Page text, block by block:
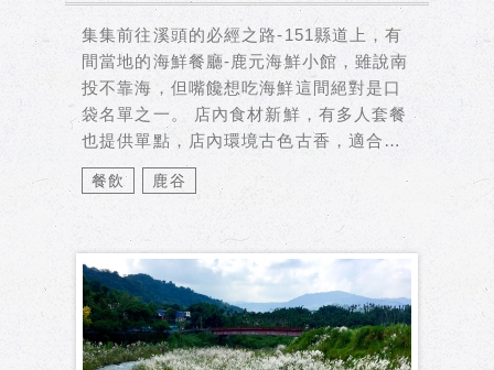
集集前往溪頭的必經之路-151縣道上，有
間當地的海鮮餐廳-鹿元海鮮小館，雖說南
投不靠海，但嘴饞想吃海鮮這間絕對是口
袋名單之一。 店內食材新鮮，有多人套餐
也提供單點，店內環境古色古香，適合多
人聚餐，尤其一整...
餐飲 鹿谷